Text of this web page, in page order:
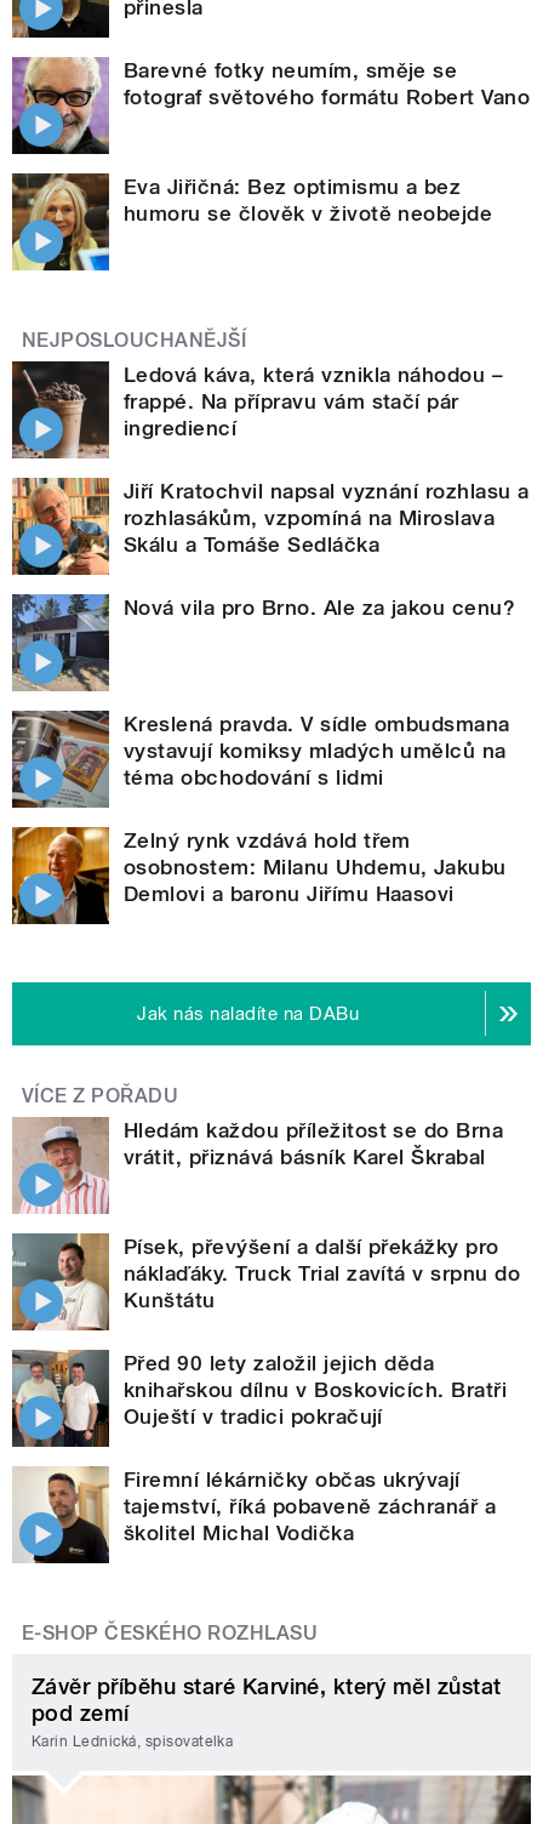
přinesla
Barevné fotky neumím, směje se
fotograf světového formátu Robert Vano
Eva Jiřičná: Bez optimismu a bez
humoru se člověk v životě neobejde
NEJPOSLOUCHANĚJŠÍ
Ledová káva, která vznikla náhodou –
frappé. Na přípravu vám stačí pár
ingrediencí
Jiří Kratochvil napsal vyznání rozhlasu a
rozhlasákům, vzpomíná na Miroslava
Skálu a Tomáše Sedláčka
Nová vila pro Brno. Ale za jakou cenu?
Kreslená pravda. V sídle ombudsmana
vystavují komiksy mladých umělců na
téma obchodování s lidmi
Zelný rynk vzdává hold třem
osobnostem: Milanu Uhdemu, Jakubu
Demlovi a baronu Jiřímu Haasovi
Jak nás naladíte na DABu
VÍCE Z POŘADU
Hledám každou příležitost se do Brna
vrátit, přiznává básník Karel Škrabal
Písek, převýšení a další překážky pro
náklaďáky. Truck Trial zavítá v srpnu do
Kunštátu
Před 90 lety založil jejich děda
knihařskou dílnu v Boskovicích. Bratři
Ouještí v tradici pokračují
Firemní lékárničky občas ukrývají
tajemství, říká pobaveně záchranář a
školitel Michal Vodička
E-SHOP ČESKÉHO ROZHLASU
Závěr příběhu staré Karviné, který měl zůstat
pod zemí
Karin Lednická, spisovatelka